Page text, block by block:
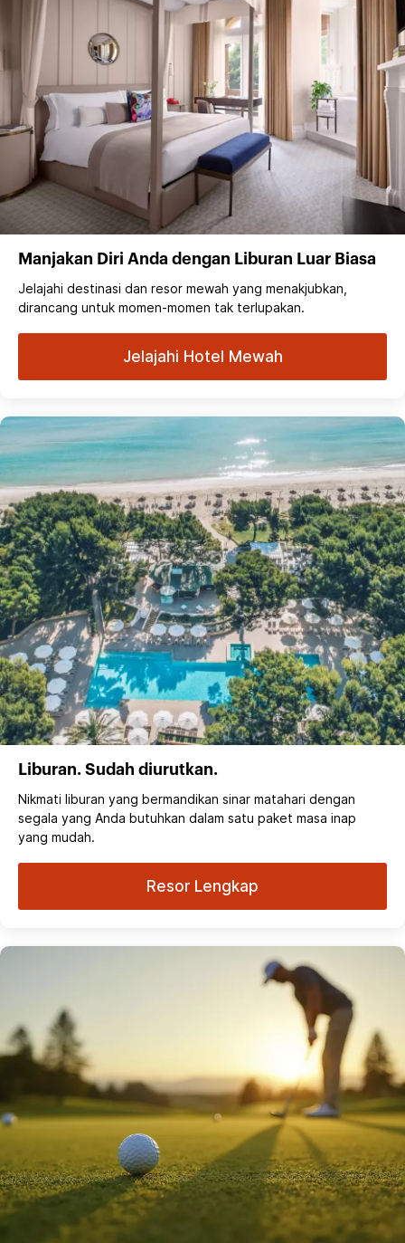
Manjakan Diri Anda dengan Liburan Luar Biasa
Jelajahi destinasi dan resor mewah yang menakjubkan,
dirancang untuk momen-momen tak terlupakan.
Jelajahi Hotel Mewah
Liburan. Sudah diurutkan.
Nikmati liburan yang bermandikan sinar matahari dengan
segala yang Anda butuhkan dalam satu paket masa inap
yang mudah.
Resor Lengkap